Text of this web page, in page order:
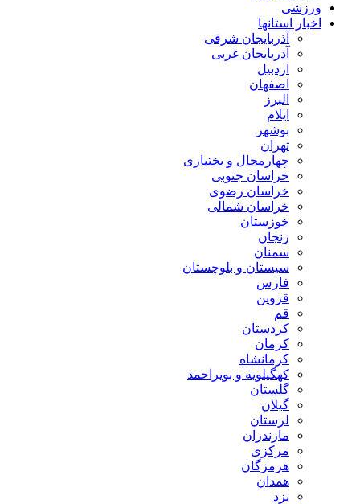
ورزشی
اخبار استانها
آذربایجان شرقی
آذربایجان غربی
اردبیل
اصفهان
البرز
ایلام
بوشهر
تهران
چهارمحال و بختیاری
خراسان جنوبی
خراسان رضوی
خراسان شمالی
خوزستان
زنجان
سمنان
سیستان و بلوچستان
فارس
قزوین
قم
کردستان
کرمان
کرمانشاه
کهگیلویه و بویراحمد
گلستان
گیلان
لرستان
مازندران
مرکزی
هرمزگان
همدان
یزد